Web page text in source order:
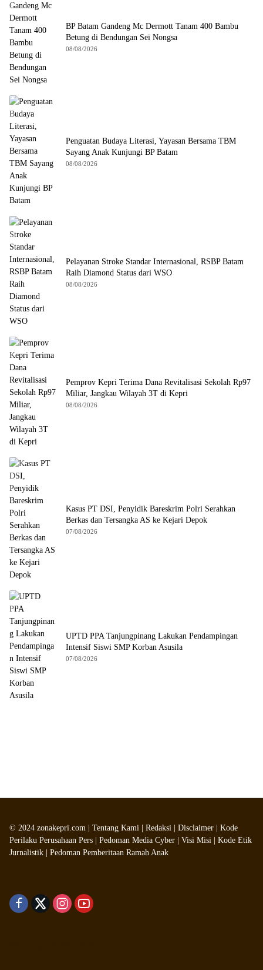
BP Batam Gandeng Mc Dermott Tanam 400 Bambu
Betung di Bendungan Sei Nongsa
08/08/2026
Penguatan Budaya Literasi, Yayasan Bersama TBM
Sayang Anak Kunjungi BP Batam
08/08/2026
Pelayanan Stroke Standar Internasional, RSBP Batam
Raih Diamond Status dari WSO
08/08/2026
Pemprov Kepri Terima Dana Revitalisasi Sekolah Rp97
Miliar, Jangkau Wilayah 3T di Kepri
08/08/2026
Kasus PT DSI, Penyidik Bareskrim Polri Serahkan
Berkas dan Tersangka AS ke Kejari Depok
07/08/2026
UPTD PPA Tanjungpinang Lakukan Pendampingan
Intensif Siswi SMP Korban Asusila
07/08/2026
© 2024 zonakepri.com | Tentang Kami Redaksi Disclaimer
Kode
Perilaku Perusahaan Pers
Pedoman Media Cyber Visi Misi
Kode Etik
Jurnalistik
Pedoman Pemberitaan Ramah Anak